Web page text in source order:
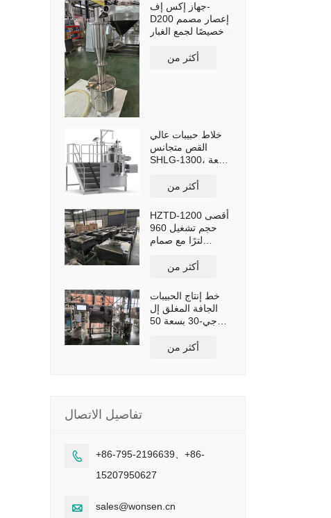
جهاز إكس إف-
D200 إعصار مصمم
خصيصًا لجمع الغبار
مزود بخزان تجميع
أكثر من
خلاط حبيبات عالي
القص متجانس
SHLG-1300، سعة
أكثر من
HZTD-1200 أقصى
حجم تشغيل 960
لترًا مع صمام
اليدويأكثر من
خط إنتاج الحبيبات
الجافة المغلق إل
جي-30 بسعة 50
أكثر من
تفاصيل الاتصال

+86-795-2196639、+86-
15207950627
 sales@wonsen.cn